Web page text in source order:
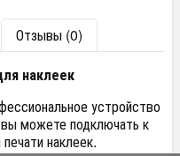
Отзывы (0)
наклеек
устройство
можете подключать к
наклеек.